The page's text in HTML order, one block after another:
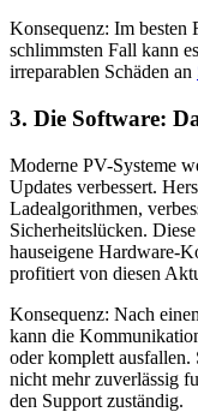
Konsequenz: Im besten
schlimmsten Fall kann
irreparablen Schäden an
3. Die Software:
Moderne PV-Systeme
Updates verbessert.
Ladealgorithmen,
Sicherheitslücken.
hauseigene Hardware-
profitiert von diesen
Konsequenz: Nach
kann die
oder komplett ausfallen.
nicht mehr zuverlässig
den Support zuständig.